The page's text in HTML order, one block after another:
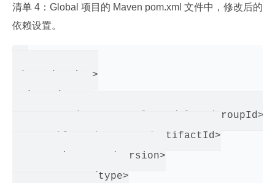
清单 4：Global 项目的 Maven pom.xml 文件中，修改后的
依赖设置。
<dependencies>
   <groupId>com.example.modular</groupId>
   <artifactId>warsaw</artifactId>
   <version>1.0</version>
   <type>war</type>